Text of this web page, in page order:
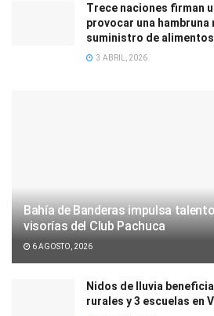
Trece naciones firman
provocar una
suministro de
3 ABRIL, 2026
Bahía de Banderas impulsa
visorías del Club Pachuca
6 AGOSTO, 2026
Nidos de lluvia
rurales y 3 escuelas en